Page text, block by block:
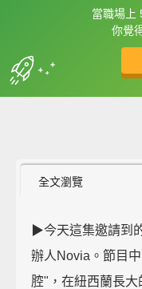
當職場上
你覺
框選或點兩
全文瀏覽
▶今天這集邀請到
辦人Novia。節目
腔"，在紐西蘭長